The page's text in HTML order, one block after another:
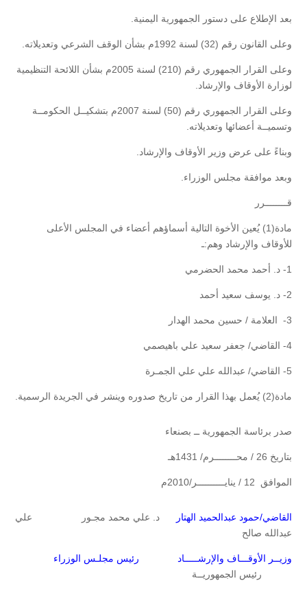
بعد الإطلاع على دستور الجمهورية اليمنية.
وعلى القانون رقم (32) لسنة 1992م بشأن الوقف الشرعي وتعديلاته.
وعلى القرار الجمهوري رقم (210) لسنة 2005م بشأن اللائحة التنظيمية
لوزارة الأوقاف والإرشاد.
وعلى القرار الجمهوري رقم (50) لسنة 2007م بتشكيــل الحكومــة
وتسميــة أعضائها وتعديلاته.
وبناءً على عرض وزير الأوقاف والإرشاد.
وبعد موافقة مجلس الوزراء.
قــــــــرر
مادة(1) يُعين الأخوة التالية أسماؤهم أعضاء في المجلس الأعلى
للأوقاف والإرشاد وهم:ـ
1- د. أحمد محمد الحضرمي
2- د. يوسف سعيد أحمد
3- العلامة / حسين محمد الهدار
4- القاضي/ جعفر سعيد علي باهيصمي
5- القاضي/ عبدالله علي علي الجمـرة
مادة(2) يُعمل بهذا القرار من تاريخ صدوره وينشر في الجريدة الرسمية.
صدر برئاسة الجمهورية ــ بصنعاء
بتاريخ 26 / محــــــــرم/ 1431هـ
الموافق 12 / ينايــــــــــر/2010م
القاضي/حمود عبدالحميد الهتار د. علي محمد مجـور علي
عبدالله صالح
وزيــر الأوقـــاف والإرشـــــاد رئيس مجلـس الوزراء
رئيس الجمهوريــة